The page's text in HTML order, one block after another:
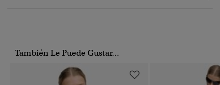
También Le Puede Gustar...